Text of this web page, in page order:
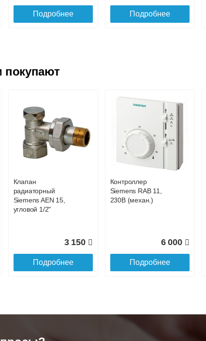
Конвектор
GRILL.SGA-20-
4100 gold
86 301
Подробнее
решеткой
GRILL.SGA-20-
84 396
Подробнее
Подробнее Подробнее
Конвектор
ITT.080.200.600 с
решеткой
GRILL.SGA-20-600
Подробнее
Конвектор
ITT.080.200.1200 с
решеткой
GRILL.SGA-20-
1200 brown
Подробнее
Конвектор
Конвектор
ITT.080.200.1200 с
покупают
Клапан
радиаторный
Siemens AEN 15,
угловой 1/2"
3 150
Подробнее
Контроллер
Siemens RAB 11,
230В (механ.)
6 000
Подробнее